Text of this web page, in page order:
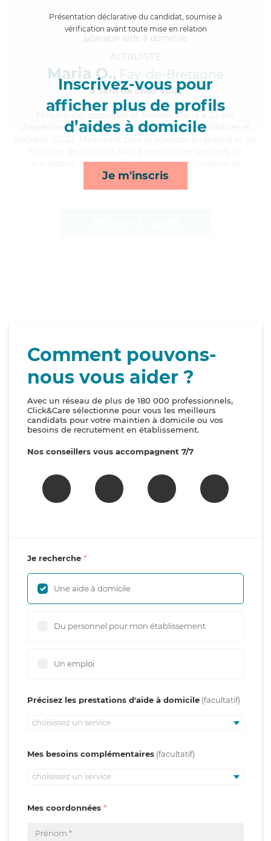
Présentation déclarative du candidat, soumise à
vérification avant toute mise en relation
Inscrivez-vous pour
afficher plus de profils
d’aides à domicile
Je m'inscris
ALTRUISTE
Maria O., Fay-de-Bretagne
à 5km de chez Vous
, appliquée et flexible, Maria a 23 ans
d'expérience et possède un BEP Carrières Sanitaires et
transports, toilette/habillage, courses/livraison et
surveillance de nuit*
Comment pouvons-
nous vous aider ?
Avec un réseau de plus de 180 000 professionnels,
Click&Care sélectionne pour vous les meilleurs
candidats pour votre maintien à domicile ou vos
besoins de recrutement en établissement.
Nos conseillers vous accompagnent 7/7
Je recherche
Une aide à domicile
Du personnel pour mon établissement
Un emploi
Précisez les prestations d'aide à domicile
choisissez un service
Mes besoins complémentaires
choisissez un service
Mes coordonnées